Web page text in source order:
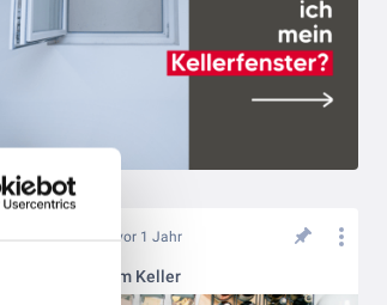
vor 1 Jahr
Vorratsraum im Keller